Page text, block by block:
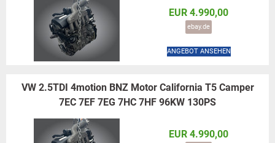
EUR 4.990,00
ebay.de
ANGEBOT ANSEHEN
VW 2.5TDI 4motion BNZ Motor California T5 Camper
7EC 7EF 7EG 7HC 7HF 96KW 130PS
EUR 4.990,00